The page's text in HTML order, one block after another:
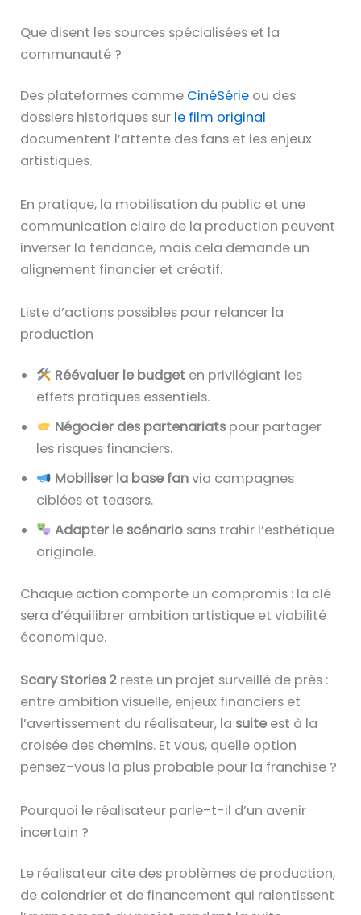
Que disent les sources spécialisées et la
communauté ?
Des plateformes comme CinéSérie ou des
dossiers historiques sur le film original
documentent l’attente des fans et les enjeux
artistiques.
En pratique, la mobilisation du public et une
communication claire de la production peuvent
inverser la tendance, mais cela demande un
alignement financier et créatif.
Liste d’actions possibles pour relancer la
production
Réévaluer le budgeten privilégiant les
effets pratiques essentiels.
Négocier des partenariatspour partager
les risques financiers.
Mobiliser la base fanvia campagnes
ciblées et teasers.
Adapter le scénariosans trahir l’esthétique
originale.
Chaque action comporte un compromis : la clé
sera d’équilibrer ambition artistique et viabilité
économique.
Scary Stories 2 reste un projet surveillé de près :
entre ambition visuelle, enjeux financiers et
l’avertissement du réalisateur, la suite est à la
croisée des chemins. Et vous, quelle option
pensez-vous la plus probable pour la franchise ?
Pourquoi le réalisateur parle-t-il d’un avenir
incertain ?
Le réalisateur cite des problèmes de production,
de calendrier et de financement qui ralentissent